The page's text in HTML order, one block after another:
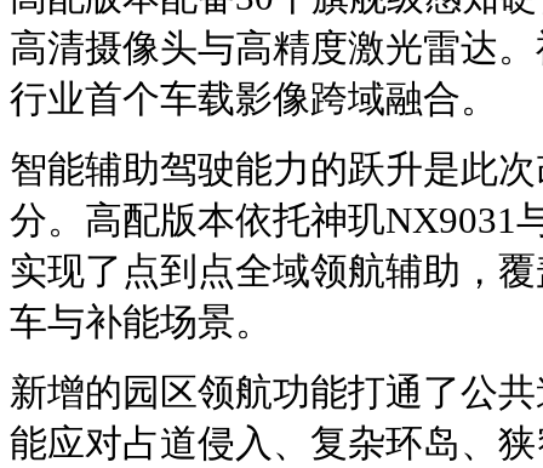
高清摄像头与高精度激光雷达
行业首个车载影像跨域融合。
智能辅助驾驶能力的跃升是此
分。高配版本依托神玑NX9031
实现了点到点全域领航辅助，
车与补能场景。
新增的园区领航功能打通了公
能应对占道侵入、复杂环岛、